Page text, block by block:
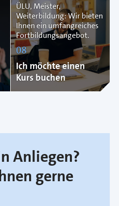
ÜLU, Meister,
Weiterbildung: Wir bieten
Ihnen ein umfangreiches
Fortbildungsangebot.
08
Ich möchte einen
Kurs buchen
Anliegen?
gerne